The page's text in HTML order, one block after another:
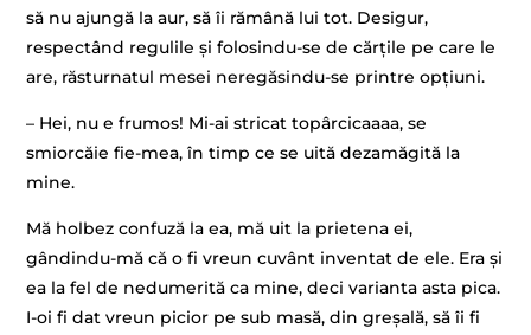
să nu ajungă la aur, să îi rămână lui tot. Desigur,
respectând regulile și folosindu-se de cărțile pe care le
are, răsturnatul mesei neregăsindu-se printre opțiuni.
– Hei, nu e frumos! Mi-ai stricat topârcicaaaa, se
smiorcăie fie-mea, în timp ce se uită dezamăgită la
mine.
Mă holbez confuză la ea, mă uit la prietena ei,
gândindu-mă că o fi vreun cuvânt inventat de ele. Era și
ea la fel de nedumerită ca mine, deci varianta asta pica.
I-oi fi dat vreun picior pe sub masă, din greșală, să îi fi